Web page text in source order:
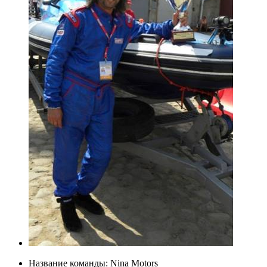
Название команды: Nina Motors